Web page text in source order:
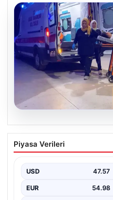
05.08.2026
İnegöl’de
yaşındaki Eren K.
tüfekle ateş açması sonucu
Piyasa Verileri
USD 47.57
EUR 54.98